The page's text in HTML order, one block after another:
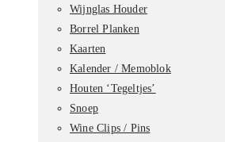
Wijnglas Houder
Borrel Planken
Kaarten
Kalender / Memoblok
Houten ‘Tegeltjes’
Snoep
Wine Clips / Pins